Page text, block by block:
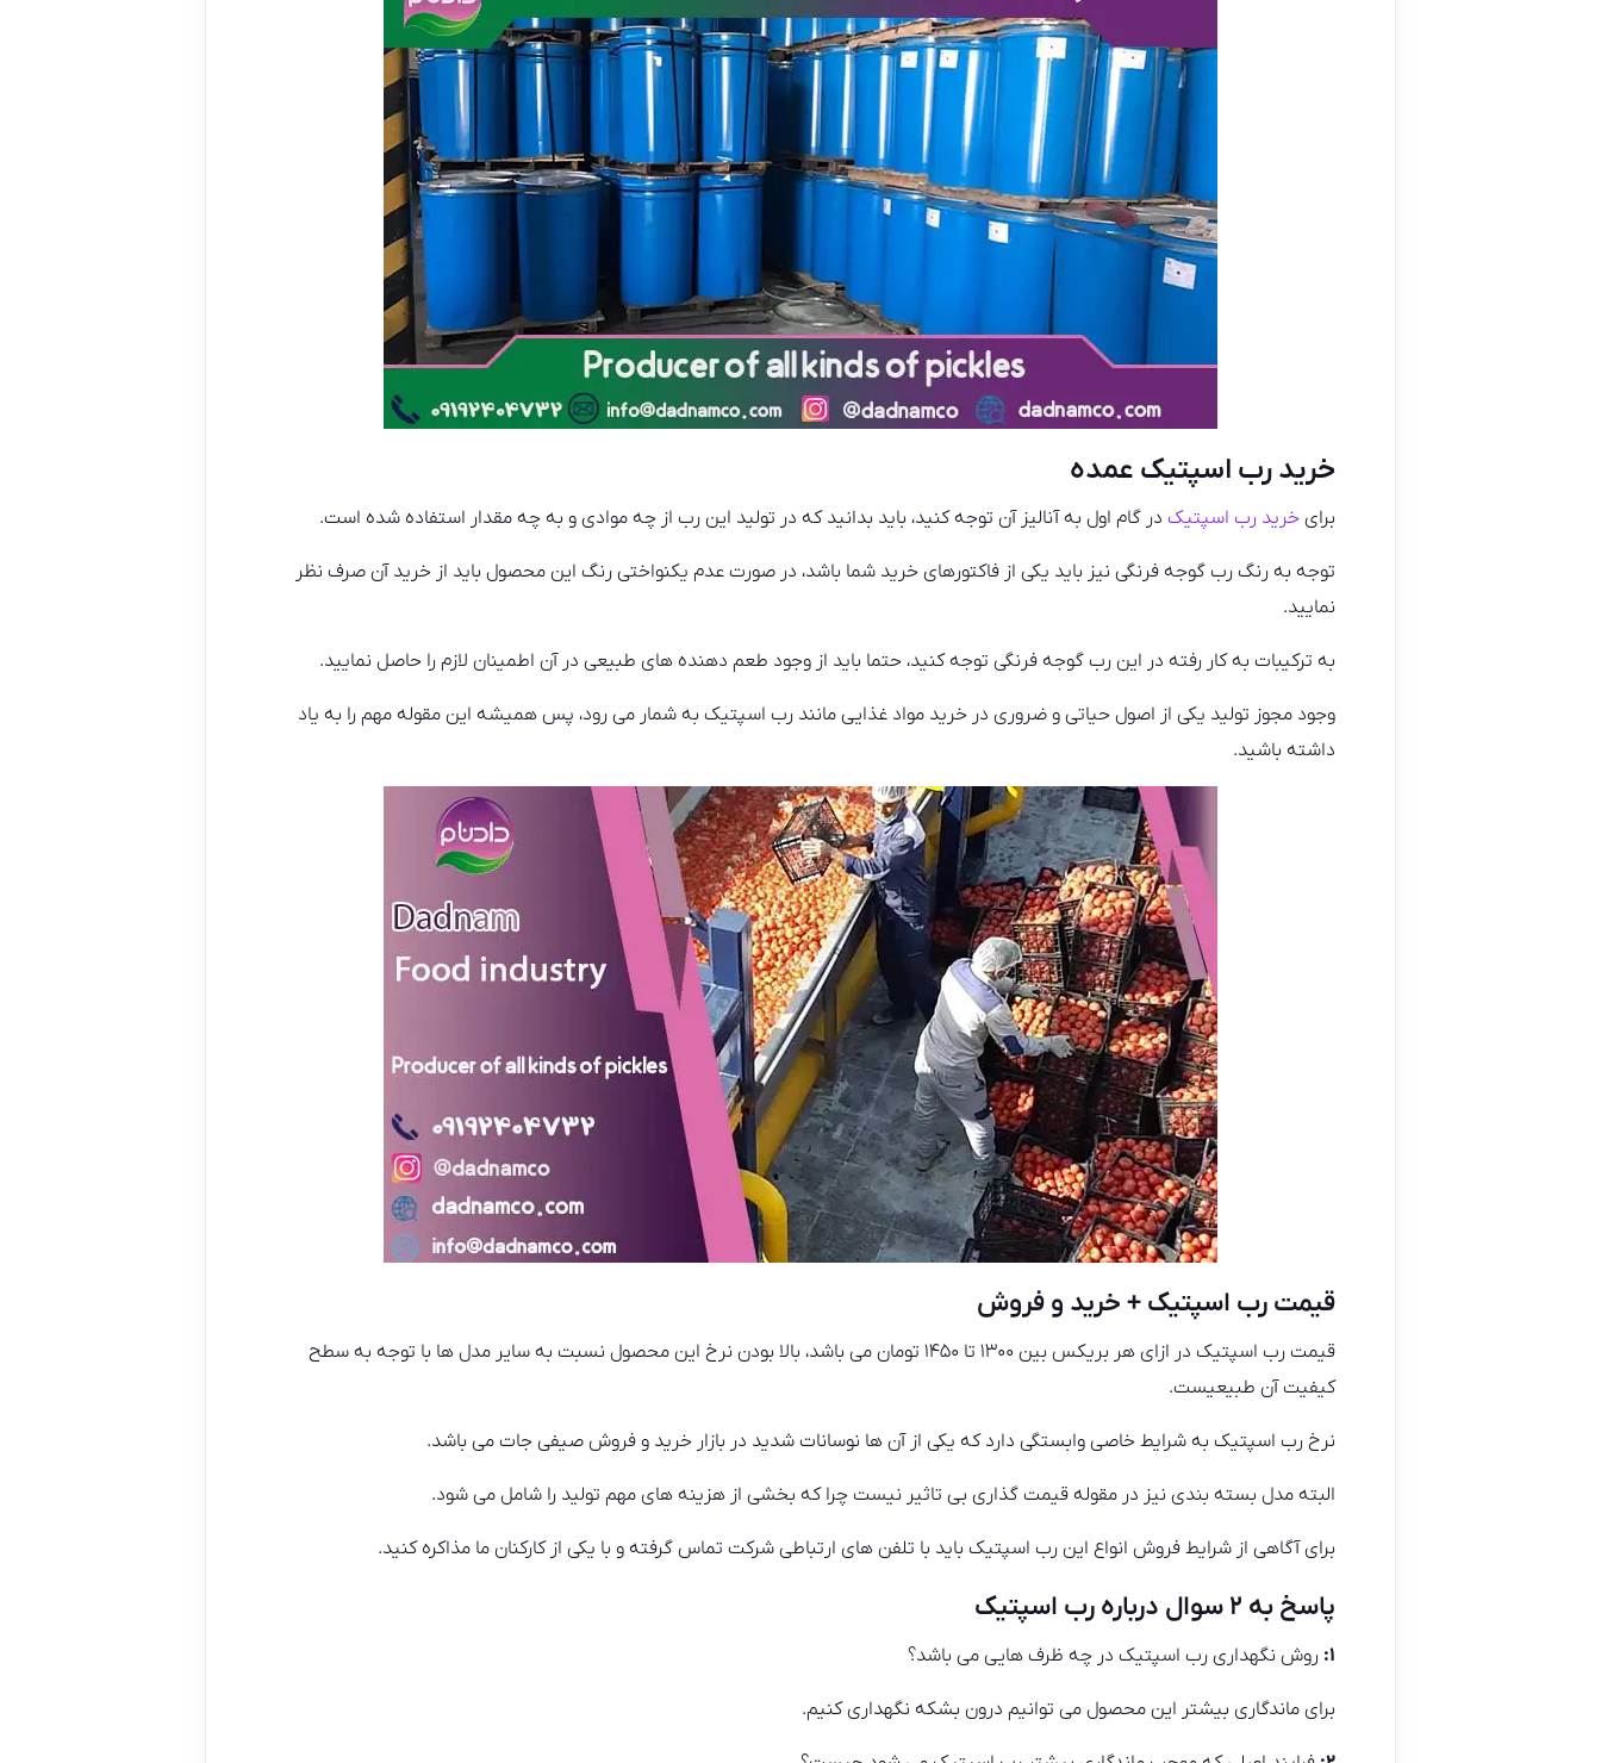
خرید رب اسپتیک عمده
برای خرید رب اسپتیک در گام اول به آنالیز آن توجه کنید، باید بدانید که در تولید این رب از چه موادی و به چه مقدار استفاده شده است.
توجه به رنگ رب گوجه فرنگی نیز باید یکی از فاکتورهای خرید شما باشد، در صورت عدم یکنواختی رنگ این محصول باید از خرید آن صرف نظر
نمایید.
به ترکیبات به کار رفته در این رب گوجه فرنگی توجه کنید، حتما باید از وجود طعم دهنده های طبیعی در آن اطمینان لازم را حاصل نمایید.
وجود مجوز تولید یکی از اصول حیاتی و ضروری در خرید مواد غذایی مانند رب اسپتیک به شمار می رود، پس همیشه این مقوله مهم را به یاد
داشته باشید.
قیمت رب اسپتیک + خرید و فروش
قیمت رب اسپتیک در ازای هر بریکس بین ۱۳۰۰ تا ۱۴۵۰ تومان می باشد، بالا بودن نرخ این محصول نسبت به سایر مدل ها با توجه به سطح
کیفیت آن طبیعیست.
نرخ رب اسپتیک به شرایط خاصی وابستگی دارد که یکی از آن ها نوسانات شدید در بازار خرید و فروش صیفی جات می باشد.
البته مدل بسته بندی نیز در مقوله قیمت گذاری بی تاثیر نیست چرا که بخشی از هزینه های مهم تولید را شامل می شود.
برای آگاهی از شرایط فروش انواع این رب اسپتیک باید با تلفن های ارتباطی شرکت تماس گرفته و با یکی از کارکنان ما مذاکره کنید.
پاسخ به ۲ سوال درباره رب اسپتیک
۱: روش نگهداری رب اسپتیک در چه ظرف هایی می باشد؟
برای ماندگاری بیشتر این محصول می توانیم درون بشکه نگهداری کنیم.